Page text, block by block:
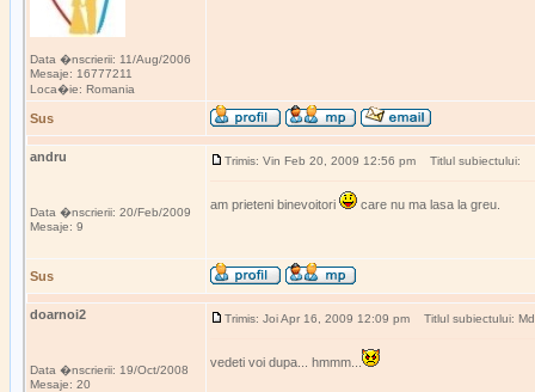
Data �nscrierii: 11/Aug/2006
Mesaje: 16777211
Loca�ie: Romania
Sus
andru
Data �nscrierii: 20/Feb/2009
Mesaje: 9
Trimis: Vin Feb 20, 2009 12:56 pm Titlul subiectului:
am prieteni binevoitori care nu ma lasa la greu.
Sus
doarnoi2
Data �nscrierii: 19/Oct/2008
Mesaje: 20
Trimis: Joi Apr 16, 2009 12:09 pm Titlul subiectului:
vedeti voi dupa... hmmm...